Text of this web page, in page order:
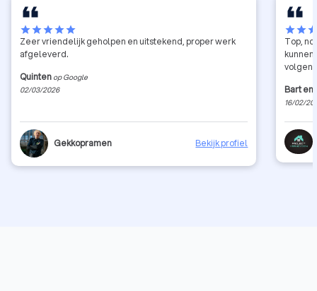
starstarstarstarstar
Zeer vriendelijk geholpen en uitstekend, proper werk
afgeleverd.
Quinten op Google
02/03/2026
Gekkopramen Bekijk profiel
starstar
Top,
Bart en
16/02/